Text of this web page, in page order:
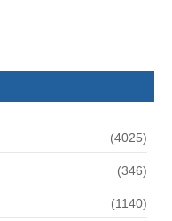
(4025)
(346)
(1140)